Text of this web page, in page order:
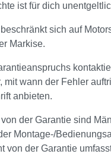
ist für dich
sich auf
Markise.
mit wann der Fehler
anbieten.
der Garantie sind
Montage-/
von der Garantie